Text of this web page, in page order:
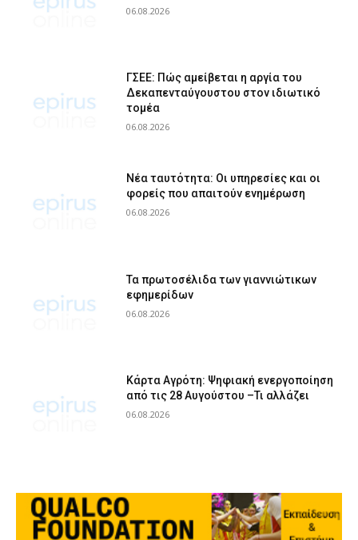
06.08.2026
ΓΣΕΕ: Πώς αμείβεται η αργία του
Δεκαπενταύγουστου στον ιδιωτικό
τομέα
06.08.2026
Νέα ταυτότητα: Οι υπηρεσίες και οι
φορείς που απαιτούν ενημέρωση
06.08.2026
Τα πρωτοσέλιδα των γιαννιώτικων
εφημερίδων
06.08.2026
Κάρτα Αγρότη: Ψηφιακή ενεργοποίηση
από τις 28 Αυγούστου –Τι αλλάζει
06.08.2026